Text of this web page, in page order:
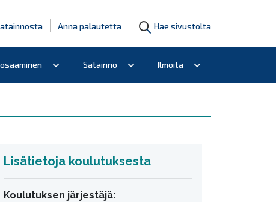
Anna palautetta Hae sivustolta
Satainno Ilmoita
Lisätietoja koulutuksesta
Koulutuksen järjestäjä: